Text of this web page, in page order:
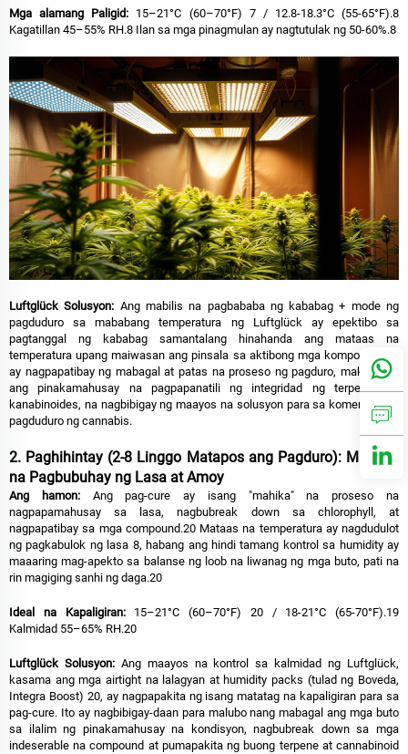
Mgaalamang Paligid: 15–21°C (60–70°F) 7 / 12.8-18.3°C (55-65°F).8
Kagatillan 45–55% RH.8 Ilan sa mga pinagmulan ay nagtutulak ng 50-60%.8
Luftglück Solusyon: Ang mabilis na pagbababa ng kababag + mode ng
pagduduro sa mababang temperatura ng Luftglück ay epektibo sa
pagtanggal ng kababag samantalang hinahanda ang mataas na
temperatura upang maiwasan ang pinsala sa aktibong mga kompound. Ito
ay nagpapatibay ng mabagal at patas na proseso ng pagduro, makakamit
ang pinakamahusay na pagpapanatili ng integridad ng terpenes at
kanabinoides, na nagbibigay ng maayos na solusyon para sa komersyal na
pagduduro ng cannabis.
2. Paghihintay (2-8 Linggo Matapos ang Pagduro): Malalim
na Pagbubuhay ng Lasa at Amoy
Ang hamon: Ang pag-cure ay isang "mahika" na proseso na
nagpapamahusay sa lasa, nagbubreak down sa chlorophyll, at
nagpapatibay sa mga compound.20 Mataas na temperatura ay nagdudulot
ng pagkabulok ng lasa 8, habang ang hindi tamang kontrol sa humidity ay
maaaring mag-apekto sa balanse ng loob na liwanag ng mga buto, pati na
rin magiging sanhi ng daga.20
Ideal na Kapaligiran: 15–21°C (60–70°F) 20 / 18-21°C (65-70°F).19
Kalmidad 55–65% RH.20
Luftglück Solusyon: Ang maayos na kontrol sa kalmidad ng Luftglück,
kasama ang mga airtight na lalagyan at humidity packs (tulad ng Boveda,
Integra Boost) 20, ay nagpapakita ng isang matatag na kapaligiran para sa
pag-cure. Ito ay nagbibigay-daan para malubo nang mabagal ang mga buto
sa ilalim ng pinakamahusay na kondisyon, nagbubreak down sa mga
indeserable na compound at pumapakita ng buong terpene at cannabinoid